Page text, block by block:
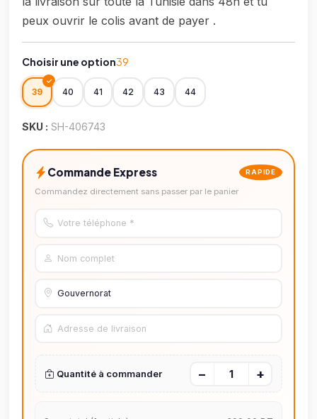
peux ouvrir le colis avant de payer .
Choisir une option39
39 40 41 42 43 44
SKU : SH-406743
Commande Express RAPIDE
Commandez directement sans passer par le panier
Quantité à commander − +